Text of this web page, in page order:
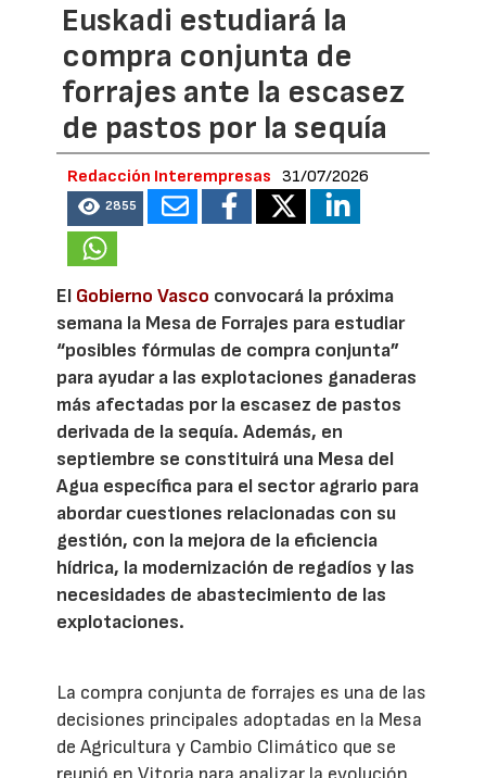
Euskadi estudiará la
compra conjunta de
forrajes ante la escasez
de pastos por la sequía
Redacción Interempresas 31/07/2026
2855
El Gobierno Vasco convocará la próxima
semana la Mesa de Forrajes para estudiar
“posibles fórmulas de compra conjunta”
para ayudar a las explotaciones ganaderas
más afectadas por la escasez de pastos
derivada de la sequía. Además, en
septiembre se constituirá una Mesa del
Agua específica para el sector agrario para
abordar cuestiones relacionadas con su
gestión, con la mejora de la eficiencia
hídrica, la modernización de regadíos y las
necesidades de abastecimiento de las
explotaciones.
La compra conjunta de forrajes es una de las
decisiones principales adoptadas en la Mesa
de Agricultura y Cambio Climático que se